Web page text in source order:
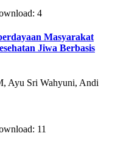
4
Masyarakat
Jiwa Berbasis
Ayu Sri Wahyuni, Andi
11